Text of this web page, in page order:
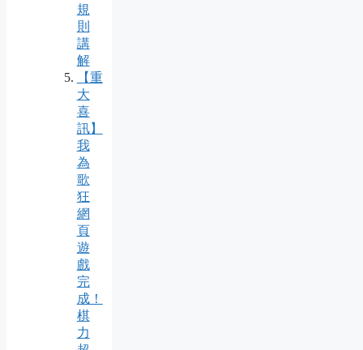
規
則
講
解
【重
大
喜
訊】
我
為
歌
狂
網
頁
遊
戲
完
成！
棋
力